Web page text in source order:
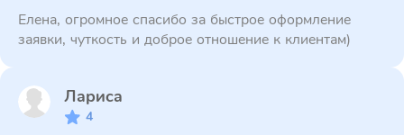
Елена, огромное спасибо за быстрое оформление
заявки, чуткость и доброе отношение к клиентам)
Лариса
4